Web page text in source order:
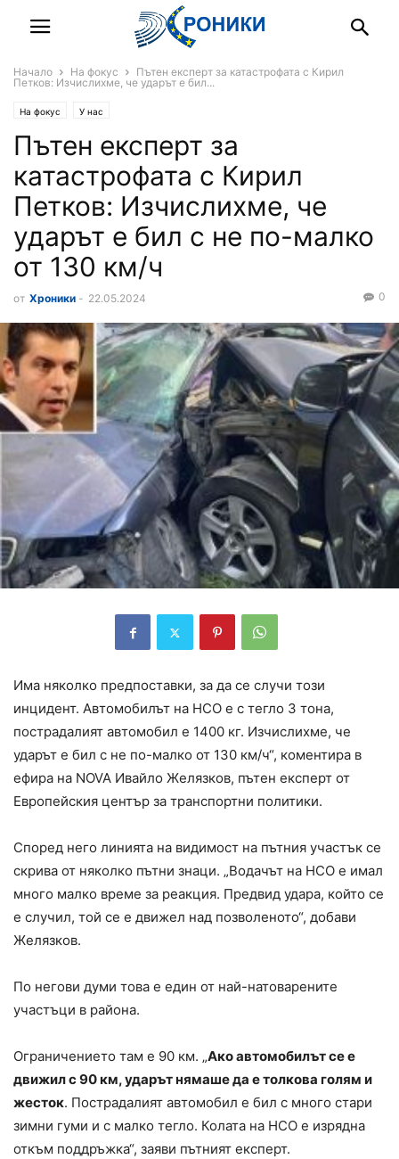
Начало На фокус
Пътен експерт за катастрофата с Кирил
Петков: Изчислихме, че ударът е бил...
На фокус У нас
Пътен експерт за
катастрофата с Кирил
Петков: Изчислихме, че
ударът е бил с не по-малко
от 130 км/ч
от Хроники - 22.05.2024 0
Има няколко предпоставки, за да се случи този
инцидент. Автомобилът на НСО е с тегло 3 тона,
пострадалият автомобил е 1400 кг. Изчислихме, че
ударът е бил с не по-малко от 130 км/ч“, коментира в
ефира на NOVA Ивайло Желязков, пътен експерт от
Европейския център за транспортни политики.
Според него линията на видимост на пътния участък се
скрива от няколко пътни знаци. „Водачът на НСО е имал
много малко време за реакция. Предвид удара, който се
е случил, той се е движел над позволеното“, добави
Желязков.
По негови думи това е един от най-натоварените
участъци в района.
Ограничението там е 90 км. „Ако автомобилът се е
движил с 90 км, ударът нямаше да е толкова голям и
жесток. Пострадалият автомобил е бил с много стари
зимни гуми и с малко тегло. Колата на НСО е изрядна
откъм поддръжка“, заяви пътният експерт.